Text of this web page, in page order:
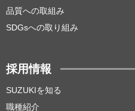
品質への取組み
SDGsへの取り組み
採用情報
SUZUKIを知る
職種紹介